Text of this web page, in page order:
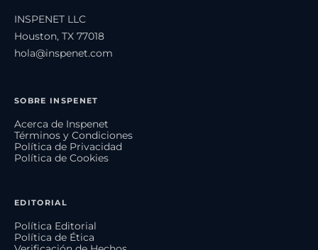
INSPENET LLC
Houston, TX 77018
hola@inspenet.com
SOBRE INSPENET
Acerca de Inspenet
Términos y Condiciones
Política de Privacidad
Política de Cookies
EDITORIAL
Política Editorial
Política de Ética